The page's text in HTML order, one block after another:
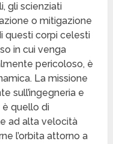
gli scienziati
o mitigazione
questi corpi celesti
in cui venga
pericoloso, è
La missione
sull’ingegneria e
è quello di
ad alta velocità
l’orbita attorno a